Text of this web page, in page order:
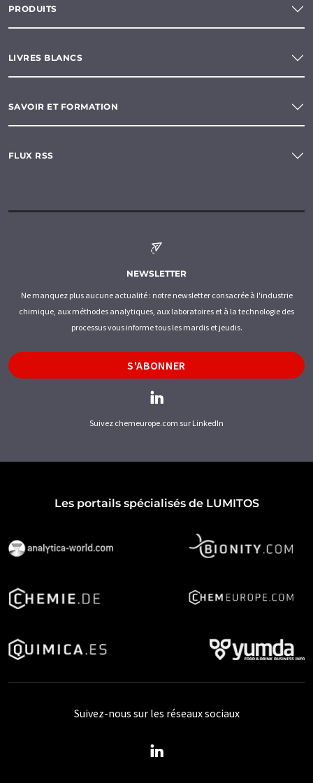
PRODUITS
LIVRES BLANCS
SAVOIR ET FORMATION
FLUX RSS
NEWSLETTER
Ne manquez plus aucune actualité : notre newsletter consacrée à l'industrie
chimique, aux méthodes analytiques, aux laboratoires et à la technologie des
processus vous informe tous les mardis et jeudis.
S'ABONNER
Suivez chemeurope.com sur LinkedIn
Les portails spécialisés de LUMITOS
Suivez-nous sur les réseaux sociaux